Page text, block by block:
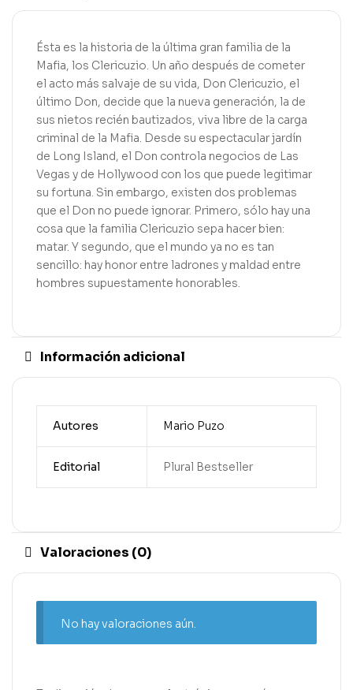
Ésta es la historia de la última gran familia de la
Mafia, los Clericuzio. Un año después de cometer
el acto más salvaje de su vida, Don Clericuzio, el
último Don, decide que la nueva generación, la de
sus nietos recién bautizados, viva libre de la carga
criminal de la Mafia. Desde su espectacular jardín
de Long Island, el Don controla negocios de Las
Vegas y de Hollywood con los que puede legitimar
su fortuna. Sin embargo, existen dos problemas
que el Don no puede ignorar. Primero, sólo hay una
cosa que la familia Clericuzio sepa hacer bien:
matar. Y segundo, que el mundo ya no es tan
sencillo: hay honor entre ladrones y maldad entre
hombres supuestamente honorables.
Información adicional
Autores Mario Puzo
Editorial Plural Bestseller
Valoraciones (0)
No hay valoraciones aún.